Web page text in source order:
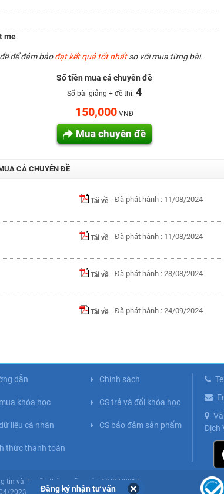
me
để đảm bảođạt kết quả tốt nhấtso với mua từng bài.
Số tiền mua cả chuyên đề
Số bài giảng + đề thi: 4
150,000 VNĐ
Mua chuyên đề
CẢ CHUYÊN ĐỀ
Tải về Đã phát hành : 11/08/2024
Tải về Đã phát hành : 11/08/2024
Tải về Đã phát hành : 28/08/2024
Tải về Đã phát hành : 24/09/2024
Đăng ký nhận tư vấn
dẫn Chính sách
khóa học CS trả và đổi khóa học
liệu cá nhân CS bảo đảm sản phẩm
thức thanh toán
Dịch
tin và Truyền thông cấp ngày 10/07/2017.
2023 (Lần 5).